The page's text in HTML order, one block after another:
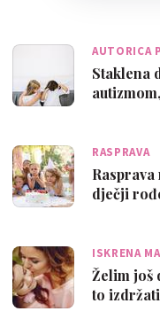
AUTORICA
Staklena
RASPRAVA
dječji
ISKRENA
Želim još
to izdržati